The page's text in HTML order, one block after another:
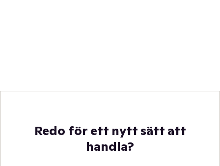
Redo för ett nytt sätt att
handla?